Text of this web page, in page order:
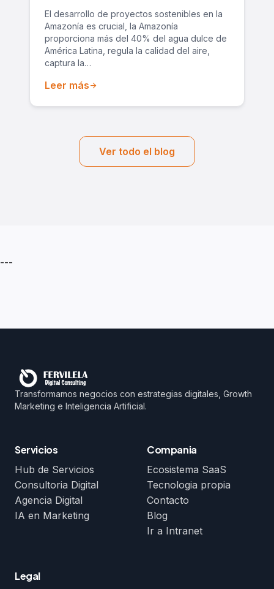
El desarrollo de proyectos sostenibles en la
Amazonía es crucial, la Amazonía
proporciona más del 40% del agua dulce de
América Latina, regula la calidad del aire,
captura la…
Leer másarrow_forward
Ver todo el blog
---
Transformamos negocios con estrategias digitales, Growth
Marketing e Inteligencia Artificial.
Servicios
Hub de Servicios
Consultoria Digital
Agencia Digital
IA en Marketing
Compania
Ecosistema SaaS
Tecnologia propia
Contacto
Blog
Ir a Intranet
Legal